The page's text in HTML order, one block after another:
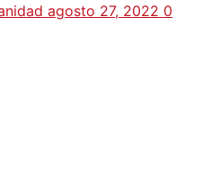
agosto 27, 2022 0